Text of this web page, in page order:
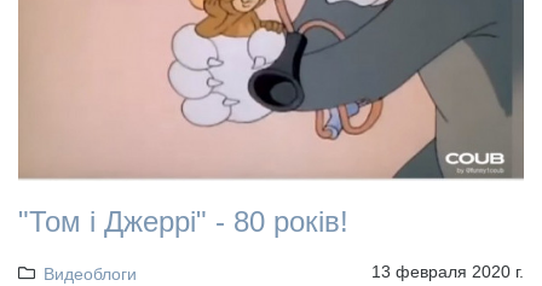
"Том і Джеррі" - 80 років!
Видеоблоги 13 февраля 2020 г.